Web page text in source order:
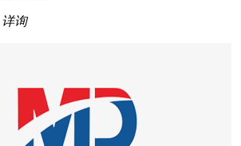
详询